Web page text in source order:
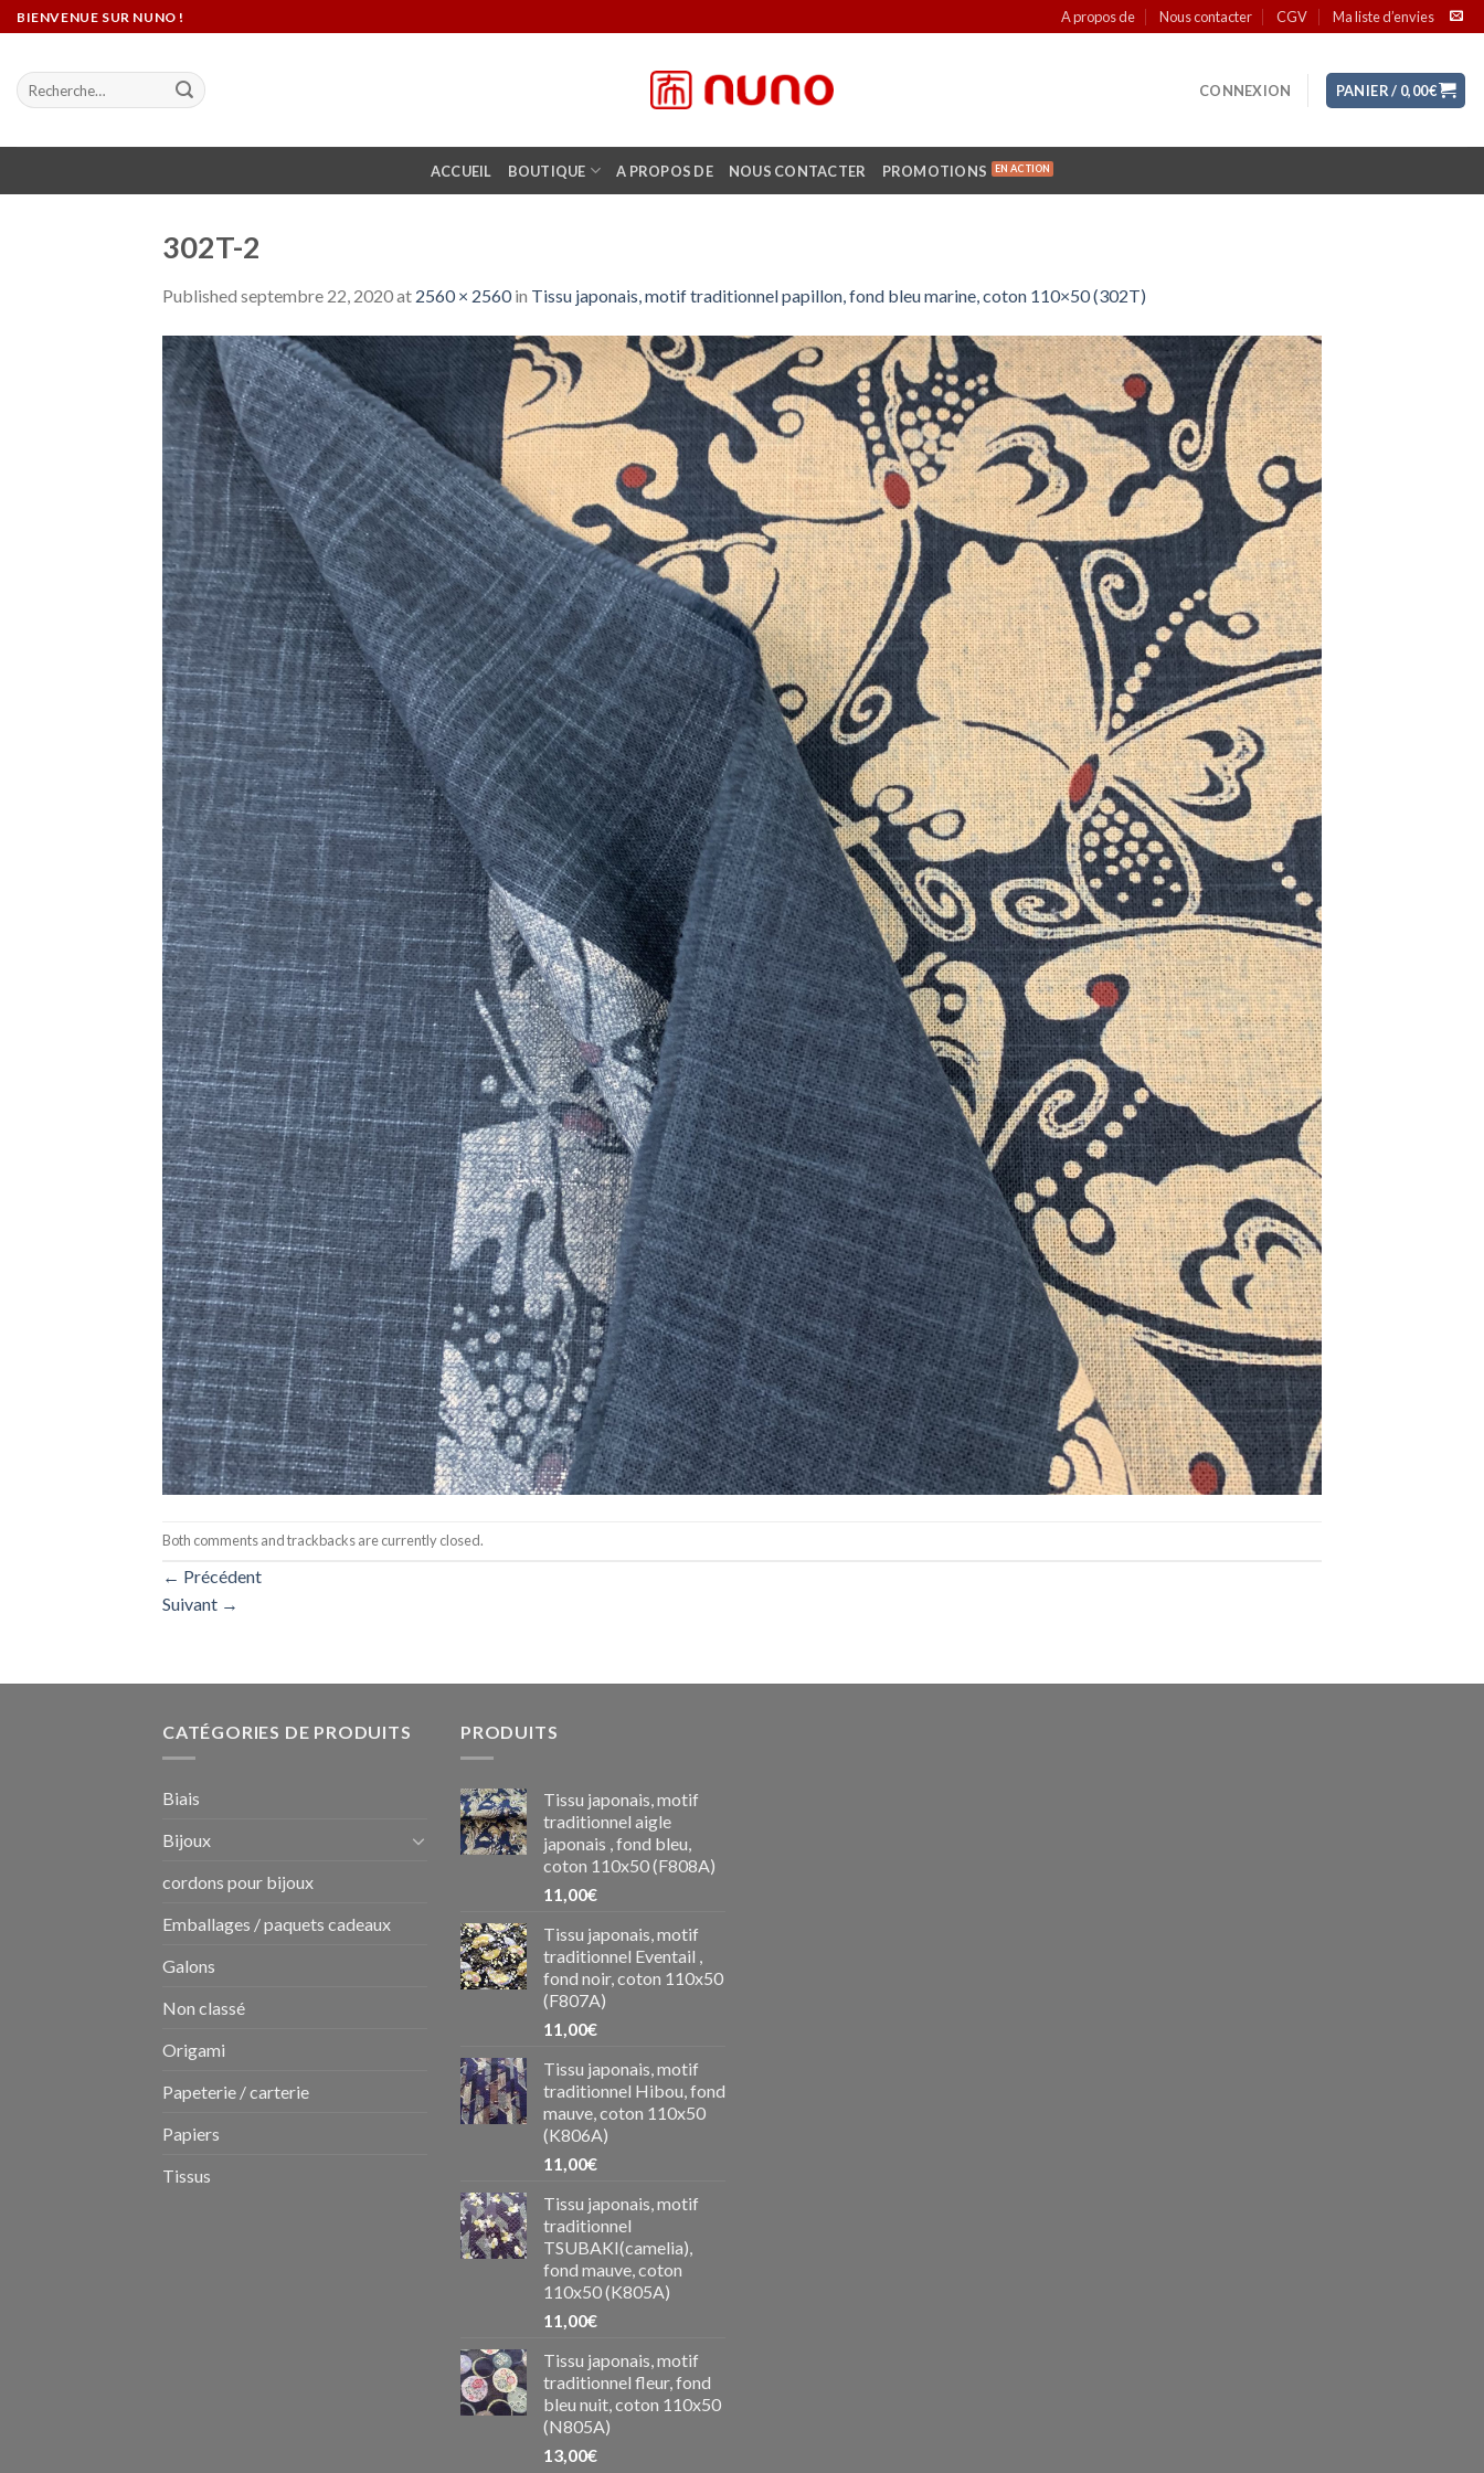
Skip
to
content
BIENVENUE SUR NUNO ! A propos de Nous contacter CGV Ma liste d’envies
Recherche
pour :
CONNEXION PANIER / 0,00€
ACCUEIL BOUTIQUE A PROPOS DE NOUS CONTACTER PROMOTIONS
302T-2
Published septembre 22, 2020at 2560 × 2560in Tissu japonais, motif traditionnel papillon, fond bleu marine, coton 110×50 (302T)
Both comments and trackbacks are currently closed.
← Précédent
Suivant →
CATÉGORIES DE PRODUITS
Biais
Bijoux
cordons pour bijoux
Emballages / paquets cadeaux
Galons
Non classé
Origami
Papeterie / carterie
Papiers
Tissus
PRODUITS
Tissu japonais, motif
traditionnel aigle
japonais , fond bleu,
coton 110x50 (F808A)
11,00€
Tissu japonais, motif
traditionnel Eventail ,
fond noir, coton 110x50
(F807A)
11,00€
Tissu japonais, motif
traditionnel Hibou, fond
mauve, coton 110x50
(K806A)
11,00€
Tissu japonais, motif
traditionnel
TSUBAKI(camelia),
fond mauve, coton
110x50 (K805A)
11,00€
Tissu japonais, motif
traditionnel fleur, fond
bleu nuit, coton 110x50
(N805A)
13,00€